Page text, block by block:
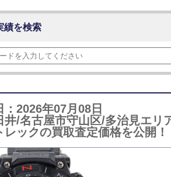
績を検索
：2026年07月08日
井/名古屋市守山区/多治見エ
レックの買取査定価格を公開！